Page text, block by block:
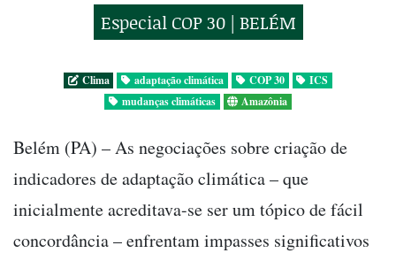
Especial COP 30 | BELÉM
Clima adaptação climática COP 30
ICS
mudanças climáticas
Amazônia
Belém (PA) – As negociações sobre criação de
indicadores de adaptação climática – que
inicialmente acreditava-se ser um tópico de fácil
concordância – enfrentam impasses significativos